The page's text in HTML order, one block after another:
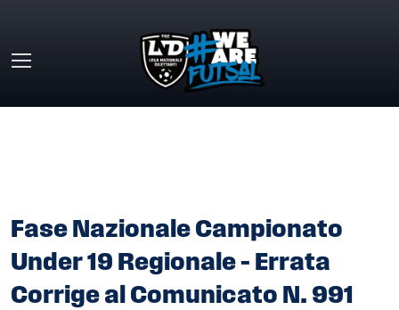
Fase Nazionale Campionato
Under 19 Regionale – Errata
Corrige al Comunicato N. 991